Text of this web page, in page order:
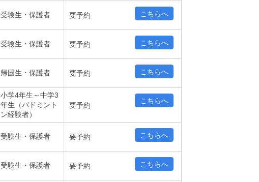
受験生・保護者 要予約 こちらへ
受験生・保護者 要予約 こちらへ
帰国生・保護者 要予約 こちらへ
小学4年生～中学3
年生（バドミント
ン経験者）
要予約
こちらへ
受験生・保護者 要予約 こちらへ
受験生・保護者 要予約 こちらへ